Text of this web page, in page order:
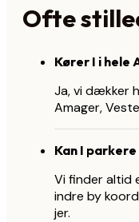
Ofte
Kører I i hele
Ja, vi dækker
Amager,
Kan I
Vi finder altid
indre by
jer.